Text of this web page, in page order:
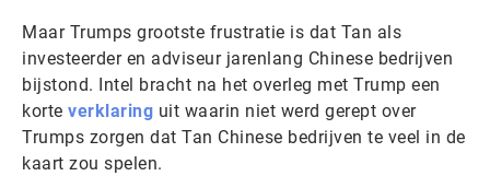
Maar Trumps grootste frustratie is dat Tan als
investeerder en adviseur jarenlang Chinese bedrijven
bijstond. Intel bracht na het overleg met Trump een
korte verklaring uit waarin niet werd gerept over
Trumps zorgen dat Tan Chinese bedrijven te veel in de
kaart zou spelen.